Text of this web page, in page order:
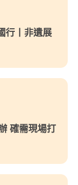
行丨非遺展
確需現場打